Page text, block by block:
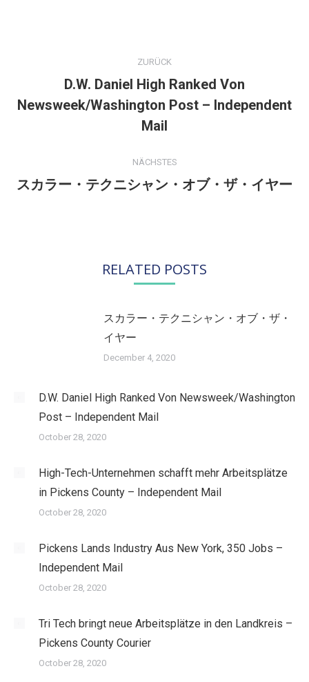
ZURÜCK
Vorheriger
Beitrag:
D.W. Daniel High Ranked Von
Newsweek/Washington Post – Independent
Mail
NÄCHSTES
Nächster
スカラー・テクニシャン・オブ・ザ・イヤー
RELATED POSTS
スカラー・テクニシャン・オブ・ザ・
イヤー
December 4, 2020
D.W. Daniel High Ranked Von Newsweek/Washington
Post – Independent Mail
October 28, 2020
High-Tech-Unternehmen schafft mehr Arbeitsplätze
in Pickens County – Independent Mail
October 28, 2020
Pickens Lands Industry Aus New York, 350 Jobs –
Independent Mail
October 28, 2020
Tri Tech bringt neue Arbeitsplätze in den Landkreis –
Pickens County Courier
October 28, 2020